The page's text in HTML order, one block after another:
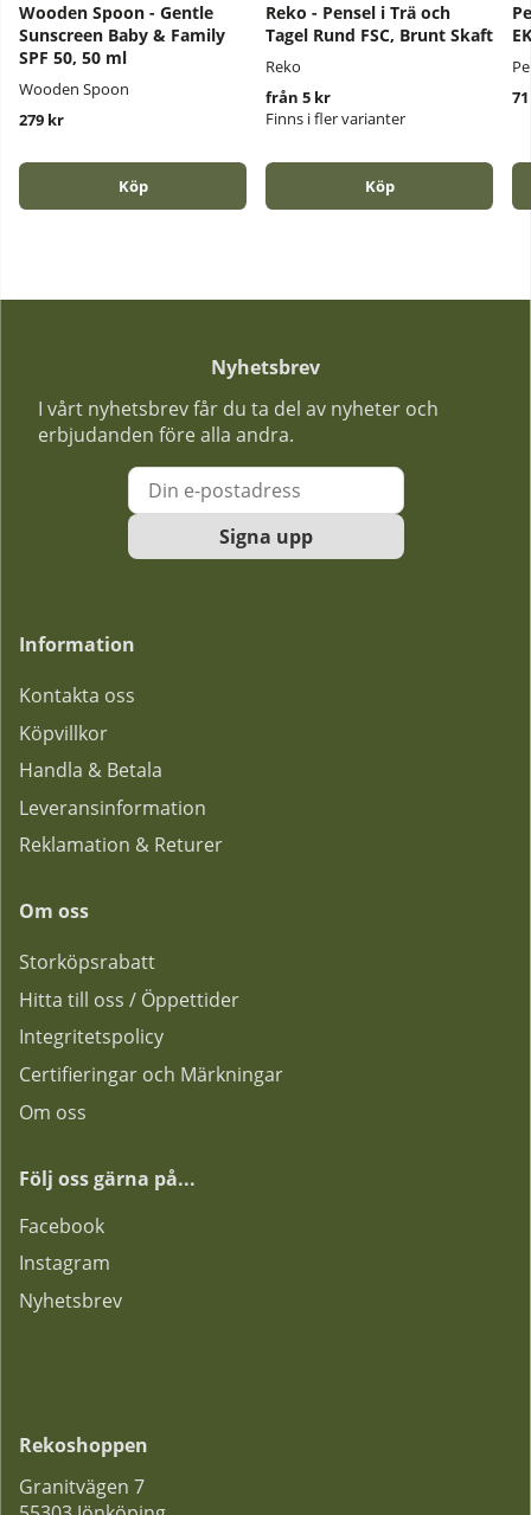
Wooden Spoon - Gentle
Sunscreen Baby & Family
SPF 50, 50 ml
Wooden Spoon
279 kr
Köp
Reko - Pensel i Trä och
Tagel Rund FSC, Brunt Skaft
Reko
från 5 kr
Finns i fler varianter
Köp
Nyhetsbrev
I vårt nyhetsbrev får du ta del av nyheter och
erbjudanden före alla andra.
Signa upp
Information
Kontakta oss
Köpvillkor
Handla & Betala
Leveransinformation
Reklamation & Returer
Om oss
Storköpsrabatt
Hitta till oss / Öppettider
Integritetspolicy
Certifieringar och Märkningar
Om oss
Följ oss gärna på...
Facebook
Instagram
Nyhetsbrev
Rekoshoppen
Granitvägen 7